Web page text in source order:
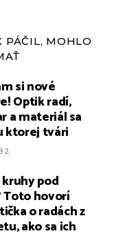
PÁČIL, MOHLO
si nové
Optik radí,
a materiál sa
ktorej tvári
pod
Toto hovorí
o radách z
ako sa ich